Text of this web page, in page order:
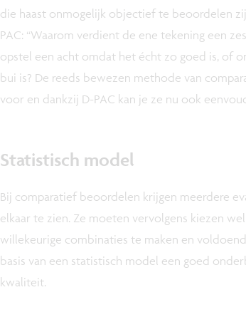
die haast onmogelijk objectief te beoordelen
PAC: “Waarom verdient de ene tekening een
opstel een acht omdat het écht zo goed is, of
bui is? De reeds bewezen methode van
voor en dankzij D-PAC kan je ze nu ook
Statistisch model
Bij comparatief beoordelen krijgen meerdere
elkaar te zien. Ze moeten vervolgens kiezen
willekeurige combinaties te maken en
basis van een statistisch model een goed
kwaliteit.